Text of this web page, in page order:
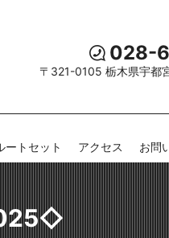
028-
〒321-0105 栃木県宇都
ートセット アクセス お問